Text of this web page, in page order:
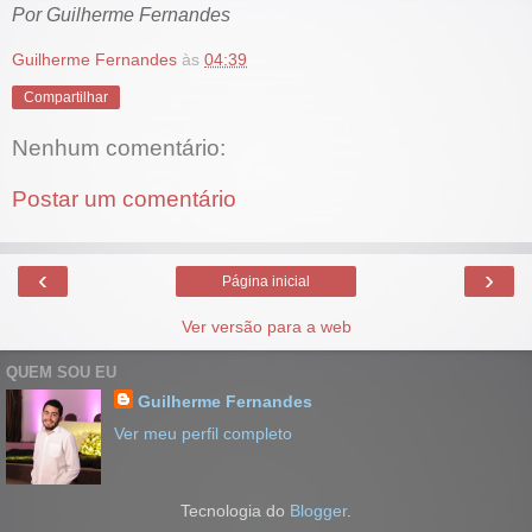
Por Guilherme Fernandes
Guilherme Fernandes às 04:39
Compartilhar
Nenhum comentário:
Postar um comentário
‹ ›
Página inicial
Ver versão para a web
QUEM SOU EU
Guilherme Fernandes
Ver meu perfil completo
Tecnologia do Blogger.